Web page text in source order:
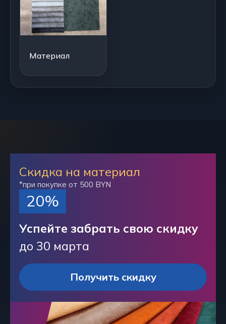
Материал
Скидка на материал
*при покупке от 500 BYN
20%
Успейте забрать свою скидку
до 30 марта
Получить скидку